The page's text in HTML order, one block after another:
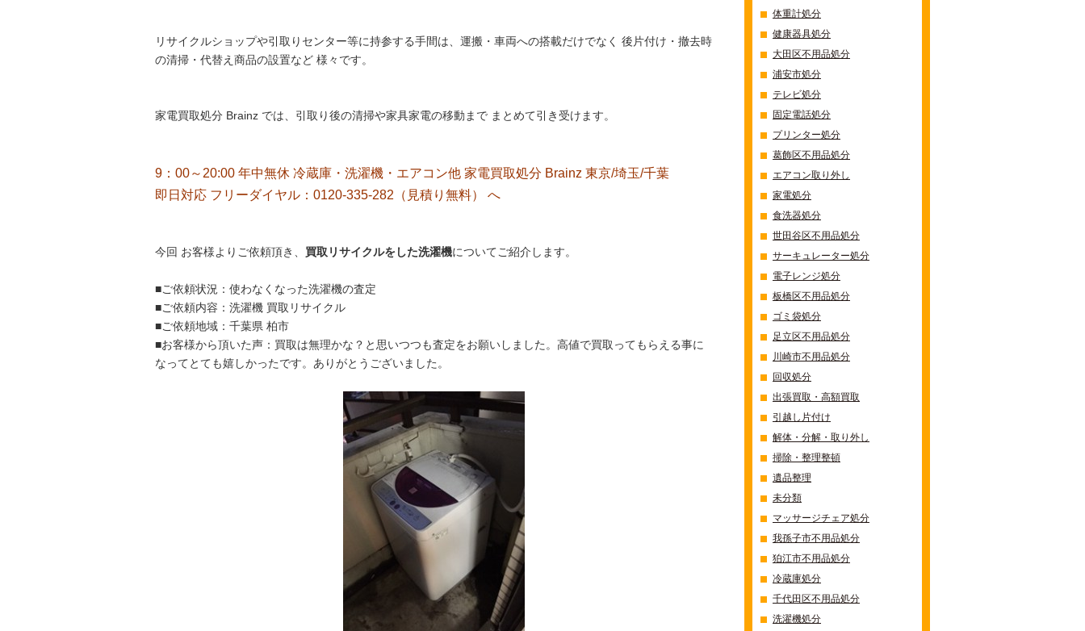
リサイクルショップや引取りセンター等に持参する手間は、運搬・車両への搭載だけでなく 後片付け・撤去時
の清掃・代替え商品の設置など 様々です。
家電買取処分 Brainz では、引取り後の清掃や家具家電の移動まで まとめて引き受けます。
9：00～20:00 年中無休 冷蔵庫・洗濯機・エアコン他 家電買取処分 Brainz 東京/埼玉/千葉
即日対応 フリーダイヤル：0120-335-282（見積り無料）
へ
今回 お客様よりご依頼頂き、 買取リサイクルをした洗濯機についてご紹介します。
■ご依頼状況：使わなくなった洗濯機の査定
■ご依頼内容：洗濯機 買取リサイクル
■ご依頼地域：千葉県 柏市
■お客様から頂いた声：買取は無理かな？と思いつつも査定をお願いしました。高値で買取ってもらえる事に
なってとても嬉しかったです。ありがとうございました。
体重計処分
健康器具処分
大田区不用品処分
浦安市処分
テレビ処分
固定電話処分
プリンター処分
葛飾区不用品処分
エアコン取り外し
家電処分
食洗器処分
世田谷区不用品処分
サーキュレーター処分
電子レンジ処分
板橋区不用品処分
ゴミ袋処分
足立区不用品処分
川崎市不用品処分
回収処分
出張買取・高額買取
引越し片付け
解体・分解・取り外し
掃除・整理整頓
遺品整理
未分類
マッサージチェア処分
我孫子市不用品処分
狛江市不用品処分
冷蔵庫処分
千代田区不用品処分
洗濯機処分